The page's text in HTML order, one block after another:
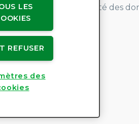
Confidentialité des
des cookies
LES
REFUSER
des